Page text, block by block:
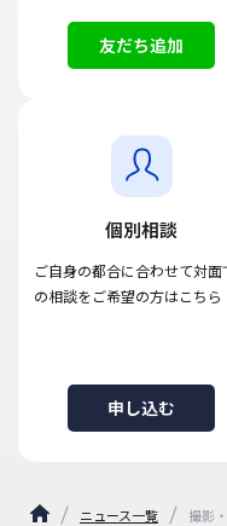
友だち追加
個別相談
ご自身の都合に合わせて対面
の相談をご希望の方はこちら
申し込む
ニュース一覧 撮影